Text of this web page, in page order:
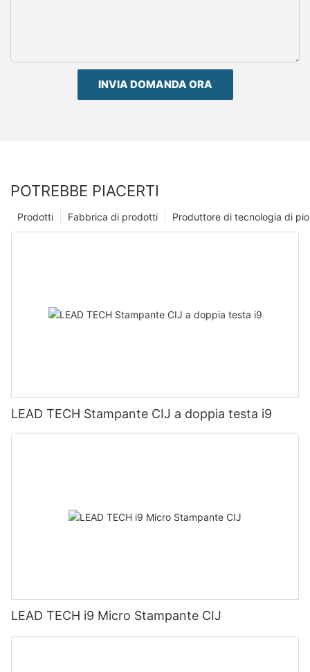
INVIA DOMANDA ORA
POTREBBE PIACERTI
Produttore di tecnologia di
Fabbrica di prodotti
Prodotti
LEAD TECH Stampante CIJ a doppia testa i9
LEAD TECH i9 Micro Stampante CIJ